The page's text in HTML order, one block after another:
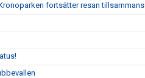
fortsätter resan tillsammans